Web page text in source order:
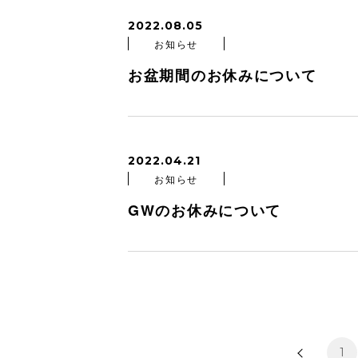
2022.08.05
お知らせ
お盆期間のお休みについて
2022.04.21
お知らせ
GWのお休みについて
1